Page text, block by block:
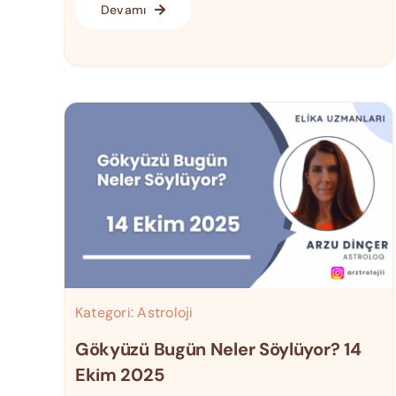
Devamı
Kategori:Astroloji
Gökyüzü Bugün Neler Söylüyor? 14
Ekim 2025